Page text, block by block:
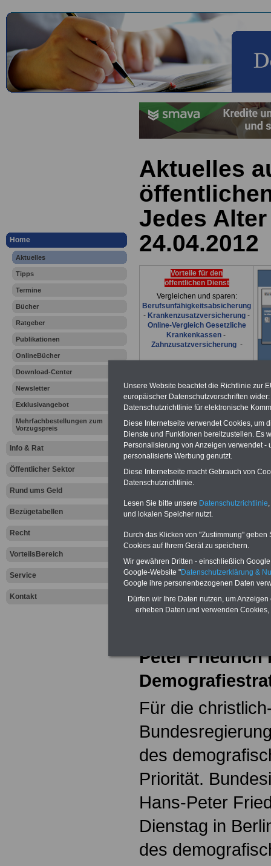
Home
Aktuelles
Tipps
Termine
Bücher
Ratgeber
Publikationen
OnlineBücher
Download-Center
Newsletter
Exklusivangebot
Mehrfachbestellungen zum
Vorzugspreis
Info & Rat
Öffentlicher Sektor
Rund ums Geld
Bezügetabellen
Recht
VorteilsBereich
Service
Kontakt
Aktuelles
Jedes
24.04.2012
Vorteile für den
öffentlichen Dienst
Vergleichen und sparen:
Berufsunfähigkeitsabsicherung
- Krankenzusatzversicherung -
Online-Vergleich Gesetzliche
Krankenkassen-
Zahnzusatzversicherung-
Ihr
den Fall der
Leben
Zur Übersicht
dem
Aktuelles aus
Sektor
Jedes
Peter Friedrich
Für die
des
Priorität.
Hans-Peter
Dienstag in
des
Unsere Website beachtet die Richtlinie zur
europäischer Datenschutzvorschriften
Datenschutzrichtlinie für elektronische
Diese Internetseite verwendet Cookies, um
Dienste und Funktionen bereitzustellen. Es
Personalisierung von Anzeigen verwendet
personalisierte Werbung genutzt.
Diese Internetseite macht Gebrauch von
Datenschutzrichtlinie.
Lesen Sie bitte unsere Datenschutzrichtlinie
und lokalen Speicher nutzt.
Durch das Klicken von "Zustimmung"
Cookies auf Ihrem Gerät zu speichern.
Wir gewähren Dritten - einschließlich
Google-Website "Datenschutzerklärung &
Google ihre personenbezogenen Daten
Dürfen wir Ihre Daten nutzen, um
erheben Daten und verwenden